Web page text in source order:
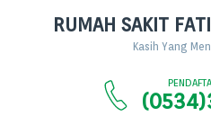
RUMAH SAKIT
Kasih Yang